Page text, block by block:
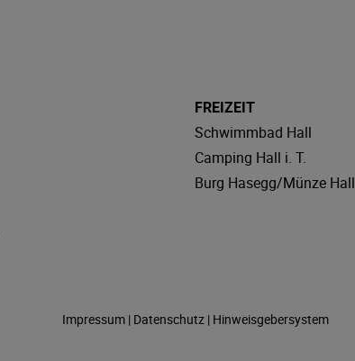
FREIZEIT
Schwimmbad Hall
Camping Hall i. T.
Burg Hasegg/Münze Hall
Impressum| Datenschutz| Hinweisgebersystem